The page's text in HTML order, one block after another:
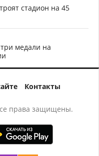
стадион на 45
медали на
Контакты
права защищены.